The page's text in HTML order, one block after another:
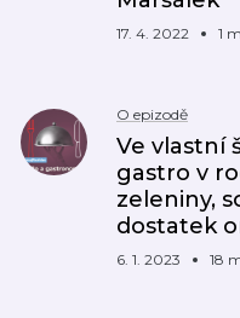
17. 4. 2022 1
O epizodě
Ve vlastní
gastro v
zeleniny,
dostatek
6. 1. 2023 18